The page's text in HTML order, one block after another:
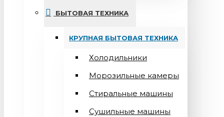
БЫТОВАЯ ТЕХНИКА
КРУПНАЯ БЫТОВАЯ ТЕХНИКА
Холодильники
Морозильные камеры
Стиральные машины
Сушильные машины